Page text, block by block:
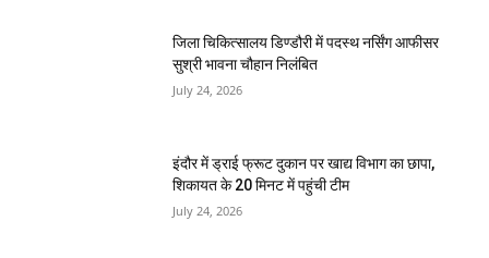
जिला चिकित्सालय डिण्डौरी में पदस्थ नर्सिंग आफीसर
सुश्री भावना चौहान निलंबित
July 24, 2026
इंदौर में ड्राई फ्रूट दुकान पर खाद्य विभाग का छापा,
शिकायत के 20 मिनट में पहुंची टीम
July 24, 2026